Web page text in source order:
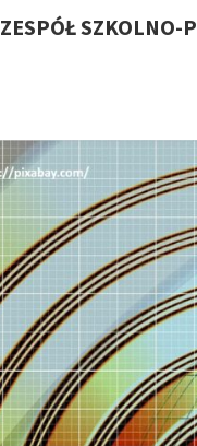
ZESPÓŁ SZKOLNO-